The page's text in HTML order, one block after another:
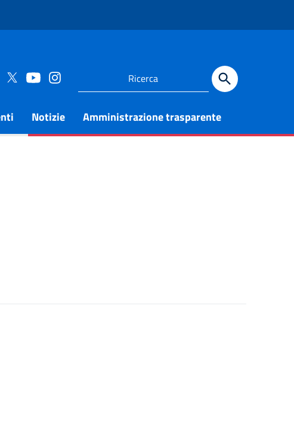
Notizie Amministrazione trasparente